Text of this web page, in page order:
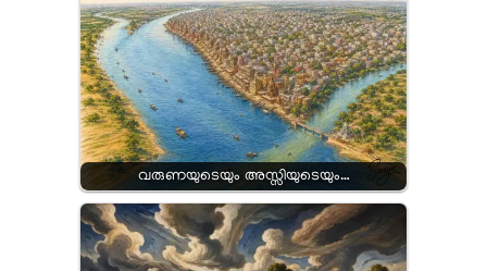
വരുണയുടെയും അസ്സിയുടെയും…